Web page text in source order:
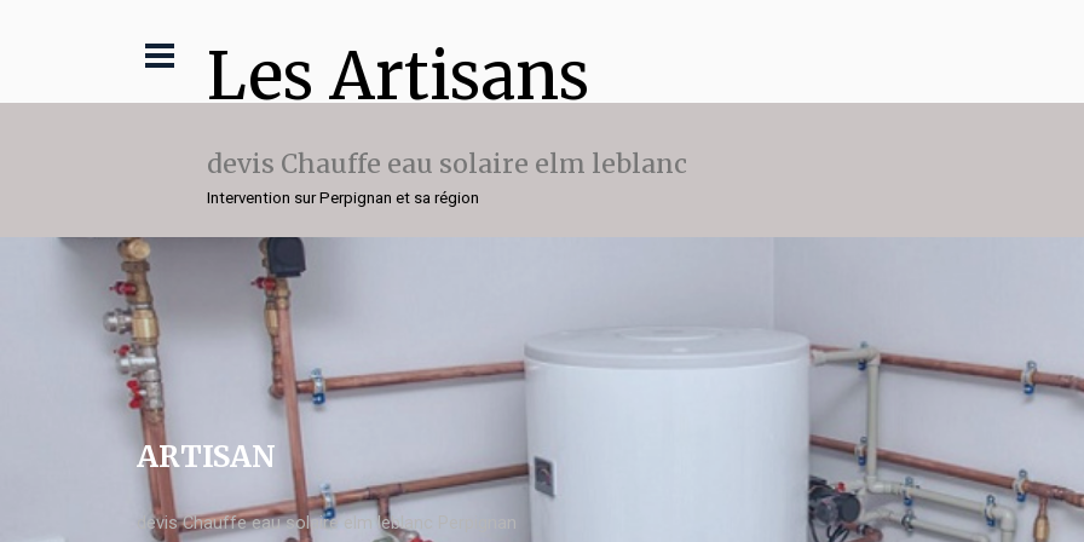
Les Artisans
devis Chauffe eau solaire elm leblanc
Intervention sur Perpignan et sa région
ARTISAN
devis Chauffe eau solaire elm leblanc Perpignan